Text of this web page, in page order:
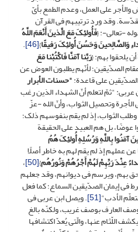
والأجر على العمل، وعدم الطمع بأیّ
وقد ورد ترتیبهم فی القرآن
-تعالى-: {فَأُولئِکَ مَعَ الَّذینَ أَنْعَمَ اللَّهُ
وَالصَّالِحینَ وَحَسُنَ أُولئِکَ رَفیقًا}
[46]
.
یلحقوا بهم: {رَبَّنا آمَنَّا فَاکْتُبْنا مَعَ
الصدّیقین؛ لأنّهم یطلبون العوض عن
على قاعدة:"حسنات الأبرار
عربی: "ثمّ لتعلم أنّ الشهداء الذین رغب
وتحصیل الثواب، وأنّ الله -عزّ
الثواب، إذ لم یقم بنفوسهم ذلک؛
عوضًا، بل هم العبید على الحقیقة
آمَنُوا بِاللَّهِ وَرُسُلِهِ أُولئِکَ هُمُ
عملهم إذ لم یقم لهم به خاطر أصلًا
عِنْدَ رَبِّهِمْ لَهُمْ أَجْرُهُمْ وَنُورُهُم}
[50] ،
بهم، ویرسم فی دیوانهم، وقد جعلهم
فی إیمان الصدّیقین السماع؛ کما فعل
الأدب"[51] . ویصل ابن عربی فی
وصف العارف بوصف غریب، ولکنّه بالغ
اللّثام عنها، والّتی یُعدّ اکتشافها